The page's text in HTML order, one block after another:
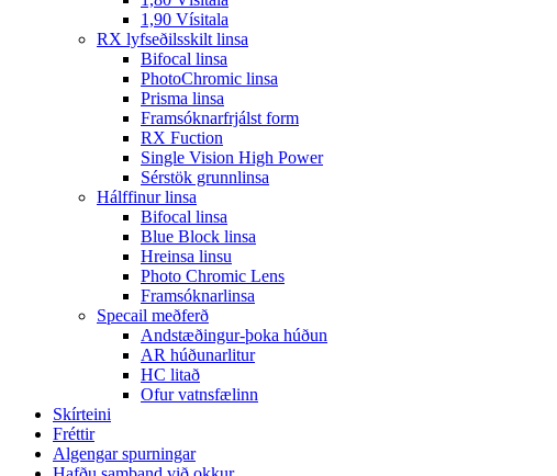
1,90 Vísitala
RX lyfseðilsskilt linsa
Bifocal linsa
PhotoChromic linsa
Prisma linsa
Framsóknarfrjálst form
RX Fuction
Single Vision High Power
Sérstök grunnlinsa
Hálffinur linsa
Bifocal linsa
Blue Block linsa
Hreinsa linsu
Photo Chromic Lens
Framsóknarlinsa
Specail meðferð
Andstæðingur-þoka húðun
AR húðunarlitur
HC litað
Ofur vatnsfælinn
Skírteini
Fréttir
Algengar spurningar